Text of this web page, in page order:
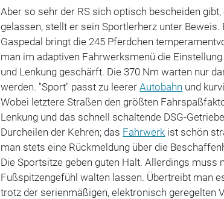
Aber so sehr der RS sich optisch bescheiden
gelassen, stellt er sein Sportlerherz unter Beweis.
Gaspedal bringt die 245 Pferdchen
man im adaptiven Fahrwerksmenü die
und Lenkung geschärft. Die 370 Nm warten nur
werden. "Sport" passt zu leererAutobahn und
Wobei letztere Straßen den größten
Lenkung und das schnell schaltende DSG-
Durcheilen der Kehren; das Fahrwerk ist schön
man stets eine Rückmeldung über die
Die Sportsitze geben guten Halt. Allerdings muss
Fußspitzengefühl walten lassen. Übertreibt man
trotz der serienmäßigen, elektronisch geregelten